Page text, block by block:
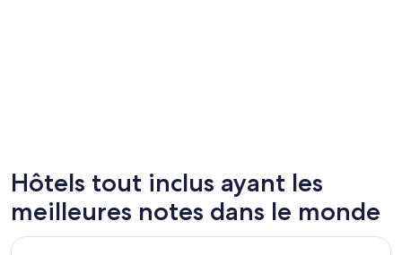
Cancún
117 hôtels tout inclus
86
Hôtels tout inclus ayant les
meilleures notes dans le monde
S’ouvre dans une nouvelle fenêtre
Renaissance Wind Creek Aruba Resort